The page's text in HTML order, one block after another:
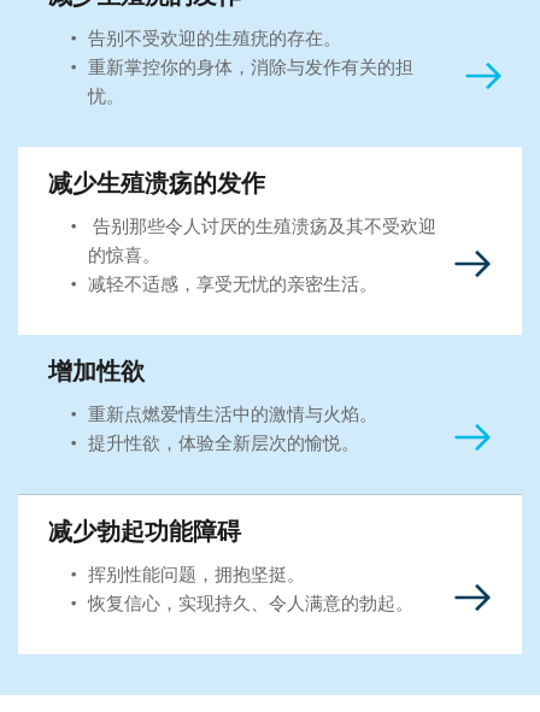
告别不受欢迎的生殖疣的存在。
重新掌控你的身体，消除与发作有关的担
忧。
减少生殖溃疡的发作
告别那些令人讨厌的生殖溃疡及其不受欢迎
的惊喜。
减轻不适感，享受无忧的亲密生活。
增加性欲
重新点燃爱情生活中的激情与火焰。
提升性欲，体验全新层次的愉悦。
减少勃起功能障碍
挥别性能问题，拥抱坚挺。
恢复信心，实现持久、令人满意的勃起。